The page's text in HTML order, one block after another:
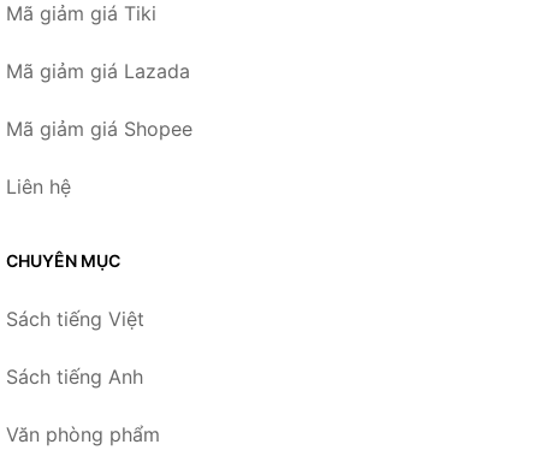
Mã giảm giá Tiki
Mã giảm giá Lazada
Mã giảm giá Shopee
Liên hệ
CHUYÊN MỤC
Sách tiếng Việt
Sách tiếng Anh
Văn phòng phẩm